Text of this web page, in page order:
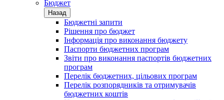
Бюджет
Назад
Бюджетні запити
Рішення про бюджет
Інформація про виконання бюджету
Паспорти бюджетних програм
Звіти про виконання паспортів бюджетних
програм
Перелік бюджетних, цільових програм
Перелік розпорядників та отримувачів
бюджетних коштів